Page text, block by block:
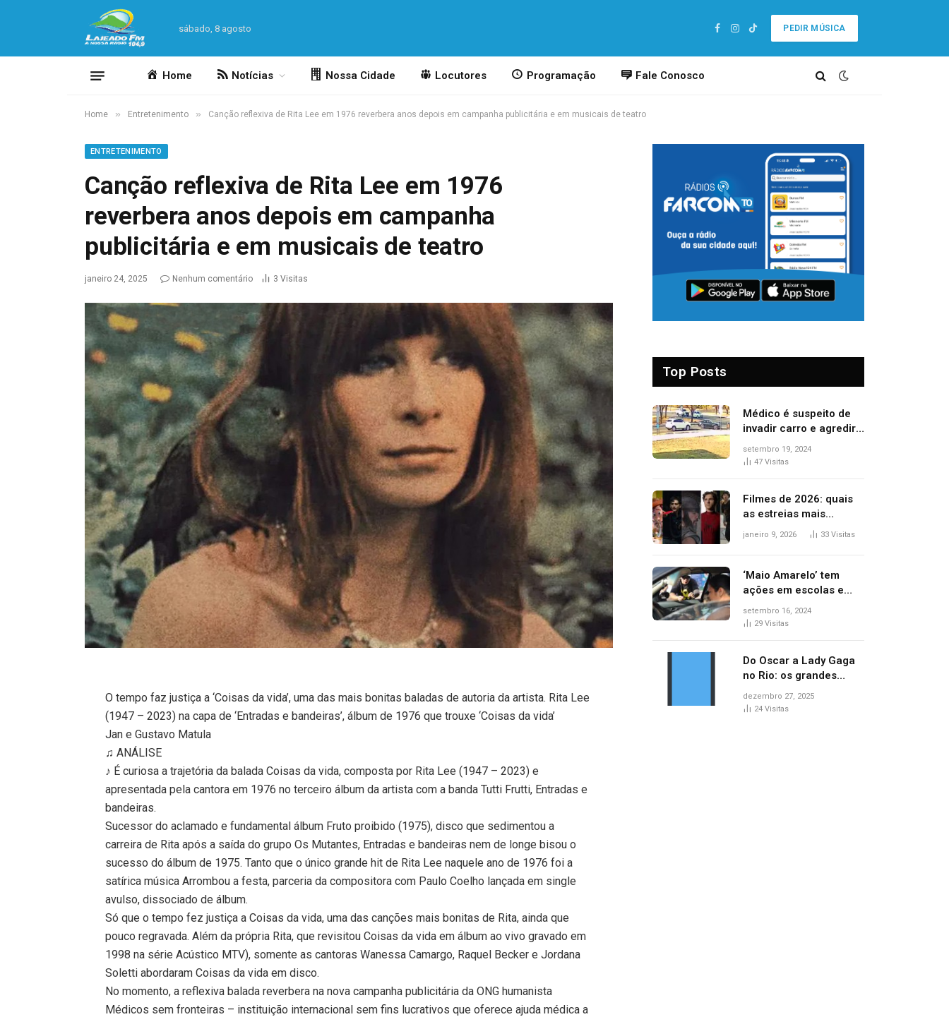
sábado, 8 agosto
Facebook
Instagram
TikTok
PEDIR MÚSICA
Home Notícias Nossa Cidade Locutores Programação Fale Conosco
Home » Entretenimento » Canção reflexiva de Rita Lee em 1976 reverbera anos depois em campanha publicitária e em musicais de teatro
ENTRETENIMENTO
Canção reflexiva de Rita Lee em 1976
reverbera anos depois em campanha
publicitária e em musicais de teatro
janeiro 24, 2025 Nenhum comentário 3 Visitas
O tempo faz justiça a ‘Coisas da vida’, uma das mais bonitas baladas de autoria da artista. Rita Lee
(1947 – 2023) na capa de ‘Entradas e bandeiras’, álbum de 1976 que trouxe ‘Coisas da vida’
Jan e Gustavo Matula
♫ ANÁLISE
♪ É curiosa a trajetória da balada Coisas da vida, composta por Rita Lee (1947 – 2023) e
apresentada pela cantora em 1976 no terceiro álbum da artista com a banda Tutti Frutti, Entradas e
bandeiras.
Sucessor do aclamado e fundamental álbum Fruto proibido (1975), disco que sedimentou a
carreira de Rita após a saída do grupo Os Mutantes, Entradas e bandeiras nem de longe bisou o
sucesso do álbum de 1975. Tanto que o único grande hit de Rita Lee naquele ano de 1976 foi a
satírica música Arrombou a festa, parceria da compositora com Paulo Coelho lançada em single
avulso, dissociado de álbum.
Só que o tempo fez justiça a Coisas da vida, uma das canções mais bonitas de Rita, ainda que
pouco regravada. Além da própria Rita, que revisitou Coisas da vida em álbum ao vivo gravado em
1998 na série Acústico MTV), somente as cantoras Wanessa Camargo, Raquel Becker e Jordana
Soletti abordaram Coisas da vida em disco.
No momento, a reflexiva balada reverbera na nova campanha publicitária da ONG humanista
Médicos sem fronteiras – instituição internacional sem fins lucrativos que oferece ajuda médica a
Top Posts
Médico é suspeito de
invadir carro e agredir
delegado aposentado
durante confusão no
setembro 19, 2024
47 Visitas
Filmes de 2026: quais
as estreias mais
aguardadas do ano?
janeiro 9, 2026 33 Visitas
‘Maio Amarelo’ tem
ações em escolas e
ruas para prevenir
acidentes no trânsito
setembro 16, 2024
29 Visitas
Do Oscar a Lady Gaga
no Rio: os grandes
marcos da cultura em
2025
dezembro 27, 2025
24 Visitas